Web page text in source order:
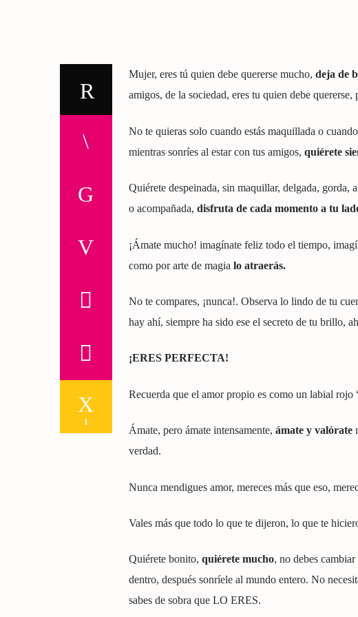
1
Mujer, eres tú quien debe quererse mucho, deja de
amigos, de la sociedad, eres tu quien debe quererse,
No te quieras solo cuando estás maquillada o
mientras sonríes al estar con tus amigos, quiérete
Quiérete despeinada, sin maquillar, delgada, gorda,
o acompañada, disfruta de cada momento a tu
¡Ámate mucho! imagínate feliz todo el tiempo,
como por arte de magia lo atraerás.
No te compares, ¡nunca!. Observa lo lindo de tu
hay ahí, siempre ha sido ese el secreto de tu
¡ERES PERFECTA!
Recuerda que el amor propio es como un labial
Ámate, pero ámate intensamente, ámate y valórate
verdad.
Nunca mendigues amor, mereces más que eso,
Vales más que todo lo que te dijeron, lo que te
Quiérete bonito, quiérete mucho, no debes
dentro, después sonríele al mundo entero. No
sabes de sobra que LO ERES.